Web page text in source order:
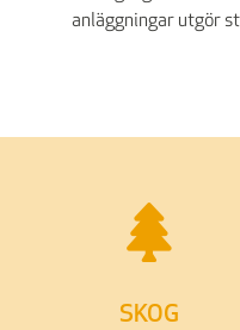
anläggningar utgör
SKOG